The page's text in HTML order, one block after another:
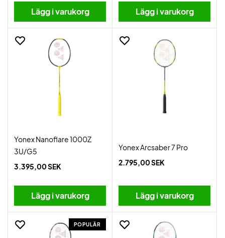
Lägg i varukorg Lägg i varukorg
Yonex Nanoflare 1000Z
3U/G5
3.395,00 SEK
Lägg i varukorg
Yonex Arcsaber 7 Pro
2.795,00 SEK
Lägg i varukorg
POPULÄR